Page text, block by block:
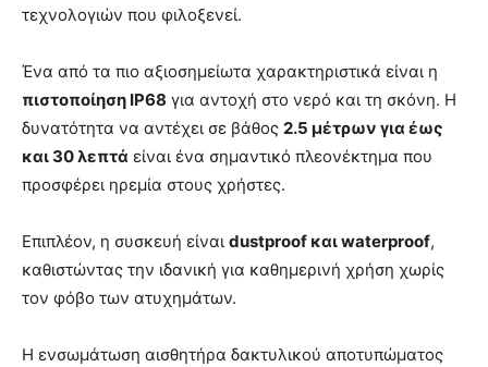
τεχνολογιών που φιλοξενεί.
Ένα από τα πιο αξιοσημείωτα χαρακτηριστικά είναι η
πιστοποίηση IP68 για αντοχή στο νερό και τη σκόνη. Η
δυνατότητα να αντέχει σε βάθος 2.5 μέτρων για έως
και 30 λεπτά είναι ένα σημαντικό πλεονέκτημα που
προσφέρει ηρεμία στους χρήστες.
Επιπλέον, η συσκευή είναι dustproof και waterproof,
καθιστώντας την ιδανική για καθημερινή χρήση χωρίς
τον φόβο των ατυχημάτων.
Η ενσωμάτωση αισθητήρα δακτυλικού αποτυπώματος